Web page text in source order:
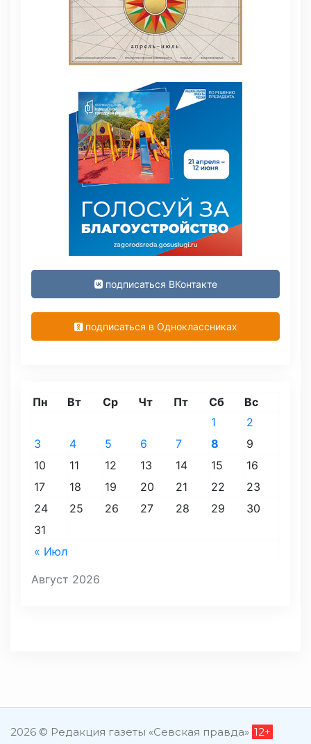
подписаться ВКонтакте
подписаться в Одноклассниках
Август 2026
Пн Вт Ср Чт Пт Сб Вс
« Июл
1
2
3
4 5 6 7 8
9
10
11 12 13 14 15
16
17
18 19 20 21 22
23
24
25 26 27 28 29
30
31
2026 © Редакция газеты «Севская правда» 12+